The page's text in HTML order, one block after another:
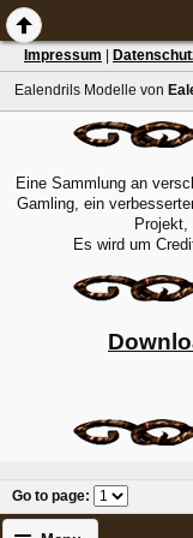
Impressum
Ealendrils Modelle von
Eine Sammlung an
Gamling, ein
Projekt,
Es wird um
Go to page: